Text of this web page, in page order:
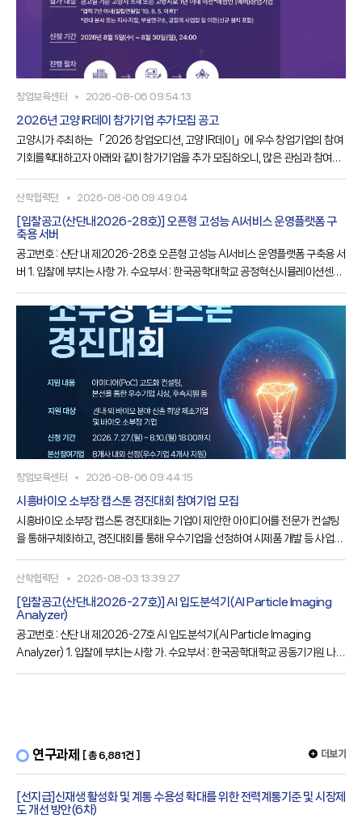
창업보육센터 2026-08-06 09:54:13
2026년 고양 IR데이 참가기업 추가모집 공고
고양시가 주최하는 「2026 창업오디션, 고양 IR데이」에 우수 창업기업의 참여
기회를확대하고자 아래와 같이 참가기업을 추가 모집하오니, 많은 관심과 참여를
집기간○ 2026. 8. 5.(수) ～ 8. 30.(일), 24:00까지다. 모집대상○ 7년 이내의
유치 전략 수립을 위한 1:1 컨설팅○ IR 스토리라인 및 스피치 역량강화 컨설팅○
고양창업펀드 등 투자운용사 투자심사
산학협력단 2026-08-06 09:49:04
[입찰공고(산단내2026-28호)] 오픈형 고성능 AI서비스 운영플랫폼 구
축용 서버
공고번호 : 산단 내 제2026-28호 오픈형 고성능 AI서비스 운영플랫폼 구축용 서
버 1. 입찰에 부치는 사항 가. 수요부서 : 한국공학대학교 공정혁신시뮬레이션센터
2026.11.30까지 라. 기초금액 : 금 99,990,000원(금구천구백구십구만원,
VAT포함) 마. 입찰방식 : 제한경쟁, 전자입찰(총액계약), 규격·가격 동시입찰 바.
공고기간 : 2026.08.06.(목) ~ 08.14.(금) 바. 전자입찰 및 제출서류 접수 개시
창업보육센터 2026-08-06 09:44:15
시흥바이오 소부장 캡스톤 경진대회 참여기업 모집
시흥바이오 소부장 캡스톤 경진대회는 기업이 제안한 아이디어를 전문가 컨설팅
을 통해구체화하고, 경진대회를 통해 우수기업을 선정하여 시제품 개발 등 사업화
망하는 관내·외 제조기업과 바이오 소재·부품·장비 기업을 대상으로 「시흥바이오
○ 시흥바이오 소부장 캡스톤 경진대회나. 사업대상○ 관내외 바이오 분야로 업종
다각화 희망 제조기업 및 바이오 소부자 기업다. 사업내용○ 제안 아이디어 고도화
산학협력단 2026-08-03 13:39:27
[입찰공고(산단내2026-27호)] Al 입도분석기(Al Particle Imaging
Analyzer)
공고번호 : 산단 내 제2026-27호 Al 입도분석기(Al Particle Imaging
Analyzer) 1. 입찰에 부치는 사항 가. 수요부서 : 한국공학대학교 공동기기원 나.
연구과제 [ 총 6,881건 ] 더보기
[선지급]신재생 활성화 및 계통 수용성 확대를 위한 전력계통기준 및 시장제
도 개선 방안(6차)